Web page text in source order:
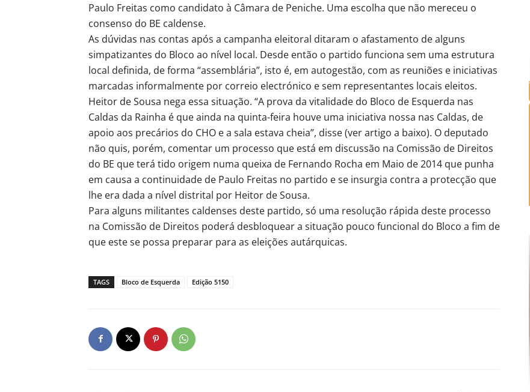
Paulo Freitas como candidato à Câmara de Peniche. Uma escolha que não mereceu o
consenso do BE caldense.
As dúvidas nas contas após a campanha eleitoral ditaram o afastamento de alguns
simpatizantes do Bloco ao nível local. Desde então o partido funciona sem uma estrutura
local definida, de forma “assemblária”, isto é, em autogestão, com as reuniões e iniciativas
marcadas informalmente por correio electrónico e sem representantes locais eleitos.
Heitor de Sousa nega essa situação. “A prova da vitalidade do Bloco de Esquerda nas
Caldas da Rainha é que ainda na quinta-feira houve uma iniciativa nossa nas Caldas, de
apoio aos precários do CHO e a sala estava cheia”, disse (ver artigo a baixo). O deputado
não quis, porém, comentar um processo que está em discussão na Comissão de Direitos
do BE que terá tido origem numa queixa de Fernando Rocha em Maio de 2014 que punha
em causa a continuidade de Paulo Freitas no partido e se insurgia contra a protecção que
lhe era dada a nível distrital por Heitor de Sousa.
Para alguns militantes caldenses deste partido, só uma resolução rápida deste processo
na Comissão de Direitos poderá desbloquear a situação pouco funcional do Bloco a fim de
que este se possa preparar para as eleições autárquicas.
TAGS Bloco de Esquerda Edição 5150